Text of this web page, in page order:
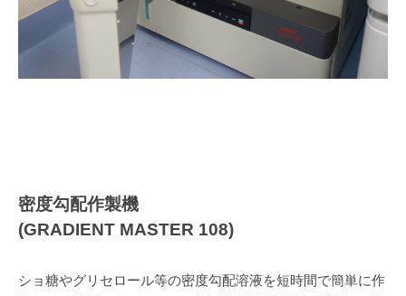
密度勾配作製機
(GRADIENT MASTER 108)
ショ糖やグリセロール等の密度勾配溶液を短時間で簡単に作